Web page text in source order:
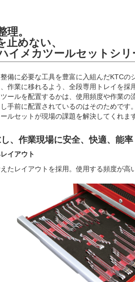
。
止めない、
イメカツールセットシリ
備に必要な工具を豊富に入組んだKTCの
作業に移れるよう、全段専用トレイを採
ールを配置するかは、使用頻度や作業の
手前に配置されているのはそのためです
ルセットが現場の課題を解決してくれます
、作業現場に安全、快適、能率
イアウト
たレイアウトを採用。使用する頻度が高